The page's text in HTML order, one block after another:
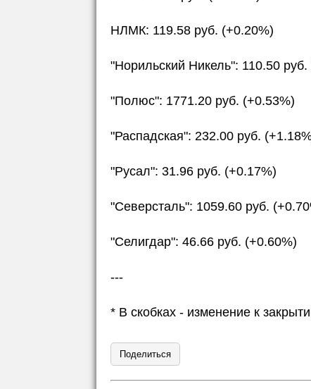
НЛМК: 119.58 руб. (+0.20%)
"Норильский Никель": 110.50
"Полюс": 1771.20 руб. (+0.53%)
"Распадская": 232.00 руб.
"Русал": 31.96 руб. (+0.17%)
"Северсталь": 1059.60 руб.
"Селигдар": 46.66 руб. (+0.60%)
---
* В скобках - изменение к
Поделиться